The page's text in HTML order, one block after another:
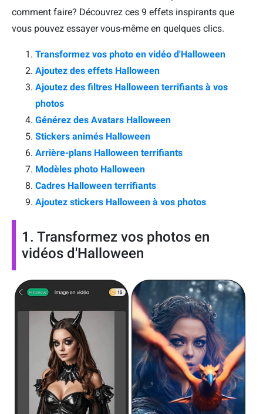
comment faire? Découvrez ces 9 effets inspirants que
vous pouvez essayer vous-même en quelques clics.
Transformez vos photo en vidéo d'Halloween
Ajoutez des effets Halloween
Ajoutez des filtres Halloween terrifiants à vos
photos
Générez des Avatars Halloween
Stickers animés Halloween
Arrière-plans Halloween terrifiants
Modèles photo Halloween
Cadres Halloween terrifiants
Ajoutez stickers Halloween à vos photos
1. Transformez vos photos en
vidéos d'Halloween